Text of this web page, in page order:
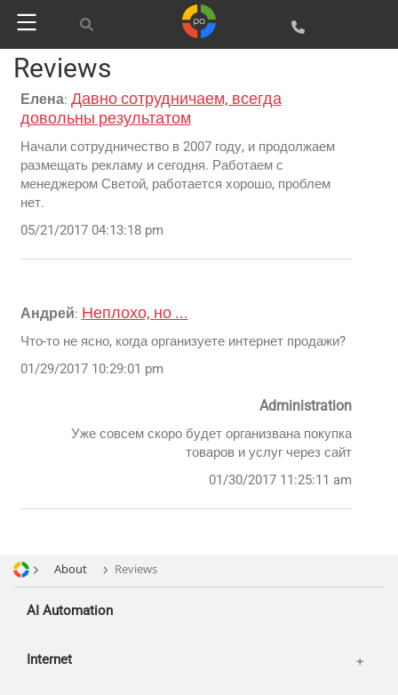
Reviews
Елена: Давно сотрудничаем, всегда
довольны результатом
Начали сотрудничество в 2007 году, и продолжаем
размещать рекламу и сегодня. Работаем с
менеджером Светой, работается хорошо, проблем
нет.
05/21/2017 04:13:18 pm
Андрей: Неплохо, но ...
Что-то не ясно, когда организуете интернет продажи?
01/29/2017 10:29:01 pm
Administration
Уже совсем скоро будет организвана покупка
товаров и услуг через сайт
01/30/2017 11:25:11 am
About Reviews
AI Automation
Internet
Advertising and promotion
Yandex
Vkontakte
Facebook
web Development
Websites and programming
CMS 1C-Bitrix
CRM Bitrix24
SEO